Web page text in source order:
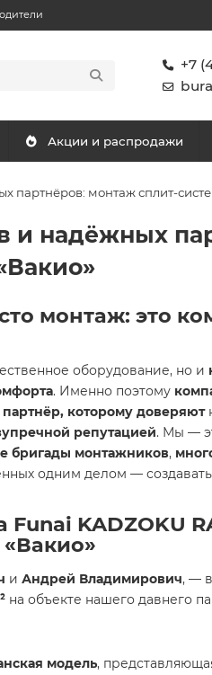
+7
Акции и распродажи
монтаж сплит-
и надёжных
монтаж: это
оборудование, но и
. Именно поэтому
партнёр, которому доверяют
репутацией. Мы —
бригады монтажников,
одним делом — создавать
KADZOKU
и Андрей Владимирович, —
на объекте нашего давнего
модель,